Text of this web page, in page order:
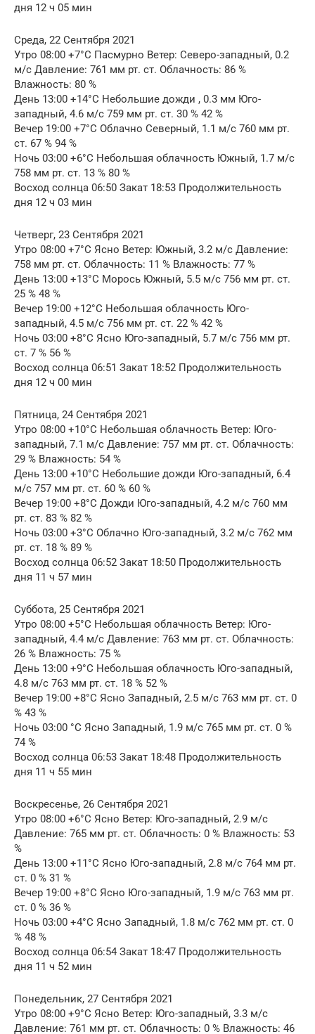
дня 12 ч 05 мин
Среда, 22 Сентября 2021
Утро 08:00 +7°C Пасмурно Ветер: Северо-западный, 0.2
м/с Давление: 761 мм рт. ст. Облачность: 86 %
Влажность: 80 %
День 13:00 +14°C Небольшие дожди , 0.3 мм Юго-
западный, 4.6 м/с 759 мм рт. ст. 30 % 42 %
Вечер 19:00 +7°C Облачно Северный, 1.1 м/с 760 мм рт.
ст. 67 % 94 %
Ночь 03:00 +6°C Небольшая облачность Южный, 1.7 м/с
758 мм рт. ст. 13 % 80 %
Восход солнца 06:50 Закат 18:53 Продолжительность
дня 12 ч 03 мин
Четверг, 23 Сентября 2021
Утро 08:00 +7°C Ясно Ветер: Южный, 3.2 м/с Давление:
758 мм рт. ст. Облачность: 11 % Влажность: 77 %
День 13:00 +13°C Морось Южный, 5.5 м/с 756 мм рт. ст.
25 % 48 %
Вечер 19:00 +12°C Небольшая облачность Юго-
западный, 4.5 м/с 756 мм рт. ст. 22 % 42 %
Ночь 03:00 +8°C Ясно Юго-западный, 5.7 м/с 756 мм рт.
ст. 7 % 56 %
Восход солнца 06:51 Закат 18:52 Продолжительность
дня 12 ч 00 мин
Пятница, 24 Сентября 2021
Утро 08:00 +10°C Небольшая облачность Ветер: Юго-
западный, 7.1 м/с Давление: 757 мм рт. ст. Облачность:
29 % Влажность: 54 %
День 13:00 +10°C Небольшие дожди Юго-западный, 6.4
м/с 757 мм рт. ст. 60 % 60 %
Вечер 19:00 +8°C Дожди Юго-западный, 4.2 м/с 760 мм
рт. ст. 83 % 82 %
Ночь 03:00 +3°C Облачно Юго-западный, 3.2 м/с 762 мм
рт. ст. 18 % 89 %
Восход солнца 06:52 Закат 18:50 Продолжительность
дня 11 ч 57 мин
Суббота, 25 Сентября 2021
Утро 08:00 +5°C Небольшая облачность Ветер: Юго-
западный, 4.4 м/с Давление: 763 мм рт. ст. Облачность:
26 % Влажность: 75 %
День 13:00 +9°C Небольшая облачность Юго-западный,
4.8 м/с 763 мм рт. ст. 18 % 52 %
Вечер 19:00 +8°C Ясно Западный, 2.5 м/с 763 мм рт. ст. 0
% 43 %
Ночь 03:00 °C Ясно Западный, 1.9 м/с 765 мм рт. ст. 0 %
74 %
Восход солнца 06:53 Закат 18:48 Продолжительность
дня 11 ч 55 мин
Воскресенье, 26 Сентября 2021
Утро 08:00 +6°C Ясно Ветер: Юго-западный, 2.9 м/с
Давление: 765 мм рт. ст. Облачность: 0 % Влажность: 53
%
День 13:00 +11°C Ясно Юго-западный, 2.8 м/с 764 мм рт.
ст. 0 % 31 %
Вечер 19:00 +8°C Ясно Юго-западный, 1.9 м/с 763 мм рт.
ст. 0 % 36 %
Ночь 03:00 +4°C Ясно Западный, 1.8 м/с 762 мм рт. ст. 0
% 48 %
Восход солнца 06:54 Закат 18:47 Продолжительность
дня 11 ч 52 мин
Понедельник, 27 Сентября 2021
Утро 08:00 +9°C Ясно Ветер: Юго-западный, 3.3 м/с
Давление: 761 мм рт. ст. Облачность: 0 % Влажность: 46